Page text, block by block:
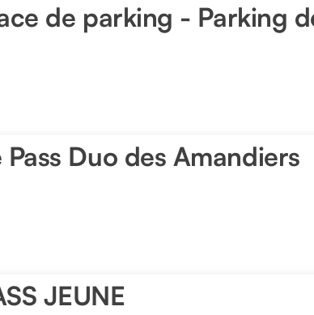
de parking - Parking
Pass Duo des Amandiers
JEUNE